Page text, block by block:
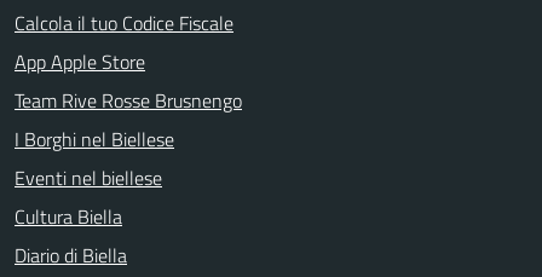
Calcola il tuo Codice Fiscale
App Apple Store
Team Rive Rosse Brusnengo
I Borghi nel Biellese
Eventi nel biellese
Cultura Biella
Diario di Biella